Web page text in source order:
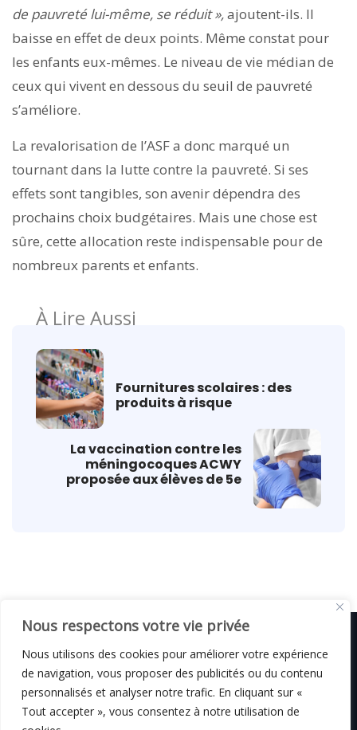
Nous respectons votre vie privée
Nous utilisons des cookies pour améliorer votre expérience
de navigation, vous proposer des publicités ou du contenu
personnalisés et analyser notre trafic. En cliquant sur «
Tout accepter », vous consentez à notre utilisation de
de pauvreté lui-même, se réduit »,ajoutent-ils. Il
baisse en effet de deux points. Même constat pour
les enfants eux-mêmes. Le niveau de vie médian de
ceux qui vivent en dessous du seuil de pauvreté
s’améliore.
La revalorisation de l’ASF a donc marqué un
tournant dans la lutte contre la pauvreté. Si ses
effets sont tangibles, son avenir dépendra des
prochains choix budgétaires. Mais une chose est
sûre, cette allocation reste indispensable pour de
nombreux parents et enfants.
À Lire Aussi
Fournitures scolaires : des
produits à risque
La vaccination contre les
méningocoques ACWY
proposée aux élèves de 5e
© C i E M2026
Mentions légales